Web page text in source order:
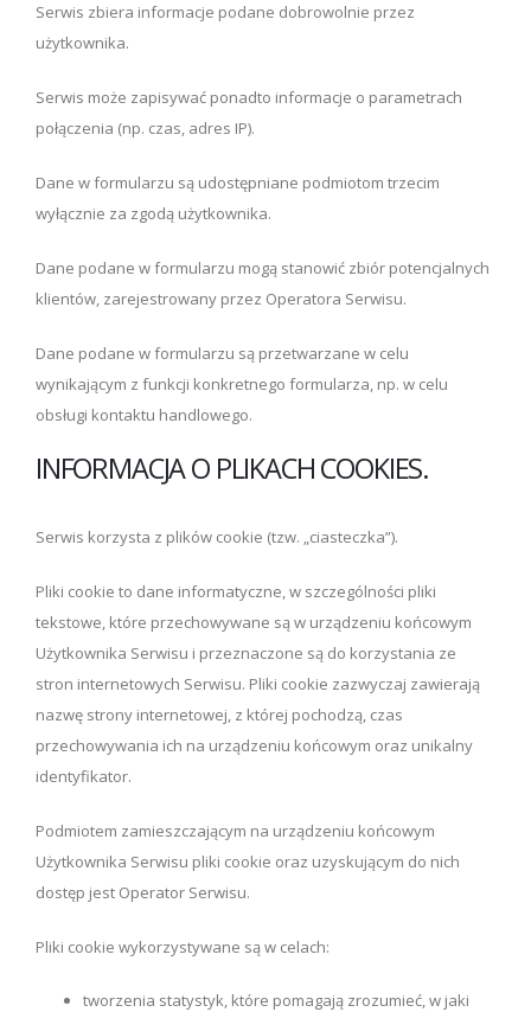
Serwis zbiera informacje podane dobrowolnie przez
użytkownika.
Serwis może zapisywać ponadto informacje o parametrach
połączenia (np. czas, adres IP).
Dane w formularzu są udostępniane podmiotom trzecim
wyłącznie za zgodą użytkownika.
Dane podane w formularzu mogą stanowić zbiór potencjalnych
klientów, zarejestrowany przez Operatora Serwisu.
Dane podane w formularzu są przetwarzane w celu
wynikającym z funkcji konkretnego formularza, np. w celu
obsługi kontaktu handlowego.
INFORMACJA O PLIKACH COOKIES.
Serwis korzysta z plików cookie (tzw. „ciasteczka”).
Pliki cookie to dane informatyczne, w szczególności pliki
tekstowe, które przechowywane są w urządzeniu końcowym
Użytkownika Serwisu i przeznaczone są do korzystania ze
stron internetowych Serwisu. Pliki cookie zazwyczaj zawierają
nazwę strony internetowej, z której pochodzą, czas
przechowywania ich na urządzeniu końcowym oraz unikalny
identyfikator.
Podmiotem zamieszczającym na urządzeniu końcowym
Użytkownika Serwisu pliki cookie oraz uzyskującym do nich
dostęp jest Operator Serwisu.
Pliki cookie wykorzystywane są w celach:
tworzenia statystyk, które pomagają zrozumieć, w jaki